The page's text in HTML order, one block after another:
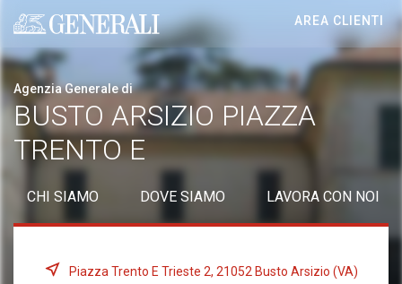
Generali logo
AREA CLIENTI
Agenzia Generale di
BUSTO ARSIZIO PIAZZA
TRENTO E
CHI SIAMO DOVE SIAMO LAVORA CON NOI
Piazza Trento E Trieste 2, 21052 Busto Arsizio (VA)